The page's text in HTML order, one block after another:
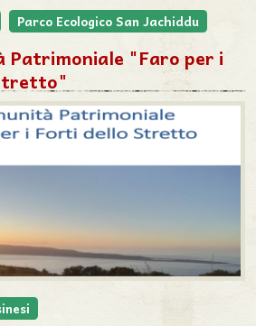
Parco Ecologico San Jachiddu
Patrimoniale "Faro per i